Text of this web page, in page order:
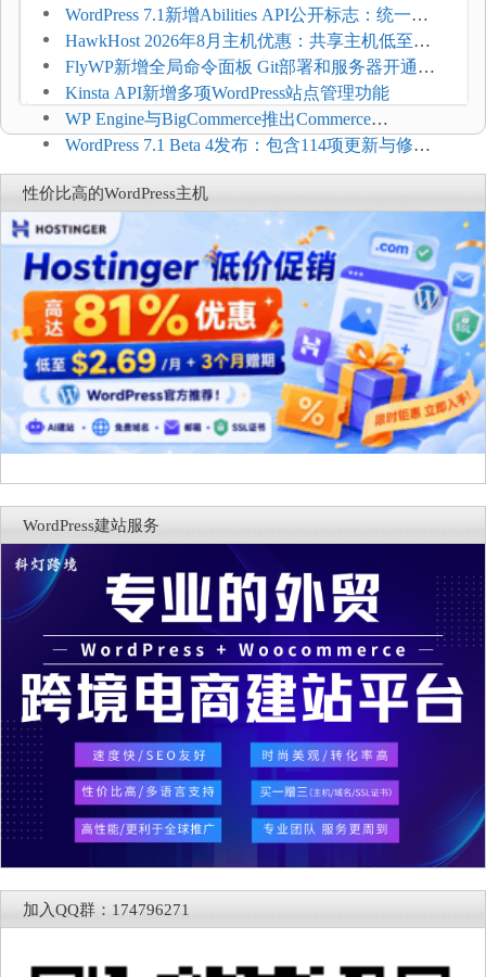
加方法
WordPress 7.1新增Abilities API公开标志：统一支
持REST API、MCP与AI代理
HawkHost 2026年8月主机优惠：共享主机低至
$2.61/月，高性能主机同步折扣
FlyWP新增全局命令面板 Git部署和服务器开通更
方便
Kinsta API新增多项WordPress站点管理功能
WP Engine与BigCommerce推出Commerce
Connect：WordPress商店可保留前台体验并扩展电
商能力
WordPress 7.1 Beta 4发布：包含114项更新与修
复，仅建议在测试环境体验
性价比高的WordPress主机
WordPress建站服务
加入QQ群：174796271